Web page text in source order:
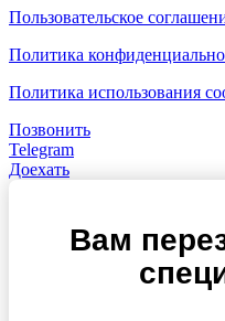
Пользовательское
Политика
Политика использования
Позвонить
Telegram
Доехать
Вам